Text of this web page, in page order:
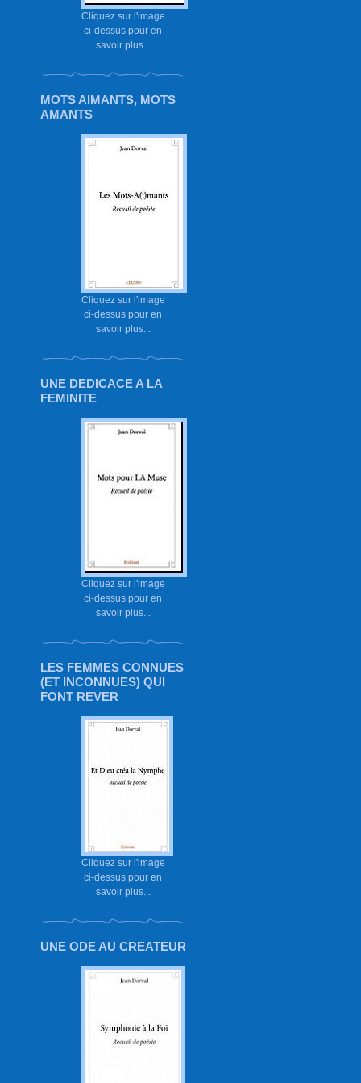
Cliquez sur l'image
ci-dessus pour en
savoir plus...
MOTS AIMANTS, MOTS
AMANTS
Cliquez sur l'image
ci-dessus pour en
savoir plus...
UNE DEDICACE A LA
FEMINITE
Cliquez sur l'image
ci-dessus pour en
savoir plus...
LES FEMMES CONNUES
(ET INCONNUES) QUI
FONT REVER
Cliquez sur l'image
ci-dessus pour en
savoir plus...
UNE ODE AU CREATEUR